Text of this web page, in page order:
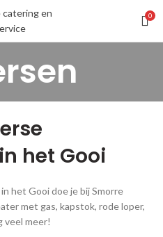
0
het Gooi
het Gooi doe je bij Smorre
met gas, kapstok, rode loper,
veel meer!